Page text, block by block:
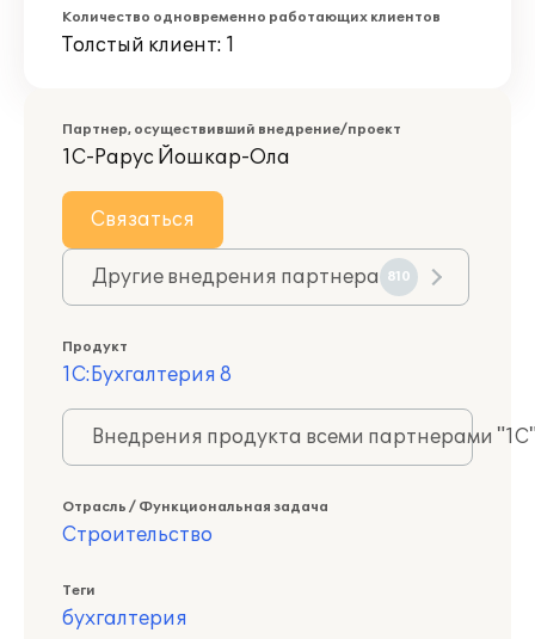
Количество одновременно работающих клиентов
Толстый клиент: 1
Партнер, осуществивший внедрение/проект
1С-Рарус Йошкар-Ола
Связаться
Другие внедрения партнера 810
Продукт
1С:Бухгалтерия 8
Внедрения продукта всеми партнерами
Отрасль / Функциональная задача
Строительство
Теги
бухгалтерия